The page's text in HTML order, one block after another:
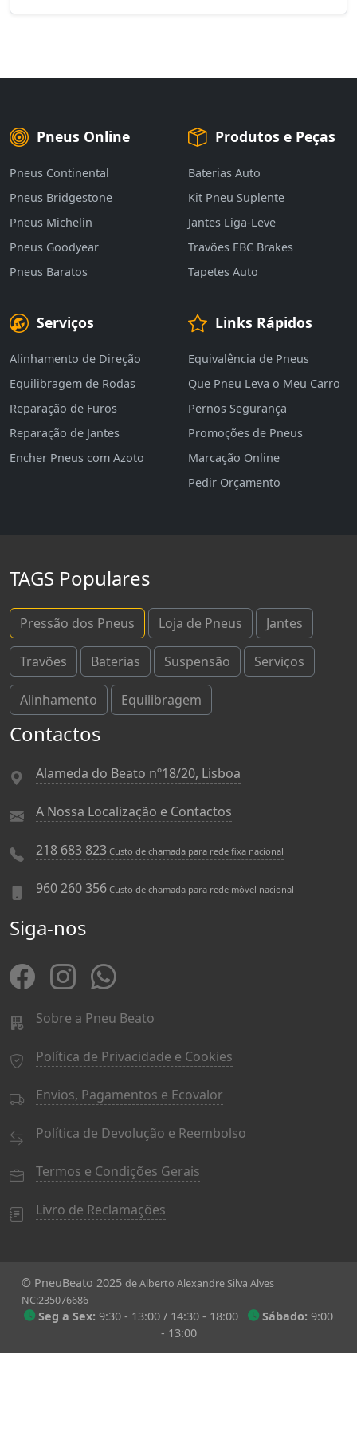
Pneus Online
Pneus Continental
Pneus Bridgestone
Pneus Michelin
Pneus Goodyear
Pneus Baratos
Produtos e Peças
Baterias Auto
Kit Pneu Suplente
Jantes Liga-Leve
Travões EBC Brakes
Tapetes Auto
Serviços
Alinhamento de Direção
Equilibragem de Rodas
Reparação de Furos
Reparação de Jantes
Encher Pneus com Azoto
Links Rápidos
Equivalência de Pneus
Que Pneu Leva o Meu Carro
Pernos Segurança
Promoções de Pneus
Marcação Online
Pedir Orçamento
TAGS Populares
Pressão dos Pneus Loja de Pneus Jantes
Travões Baterias Suspensão Serviços
Alinhamento Equilibragem
Contactos
Alameda do Beato nº18/20, Lisboa
A Nossa Localização e Contactos
218 683 823 Custo de chamada para rede fixa nacional
960 260 356 Custo de chamada para rede móvel nacional
Siga-nos
Sobre a Pneu Beato
Política de Privacidade e Cookies
Envios, Pagamentos e Ecovalor
Política de Devolução e Reembolso
Termos e Condições Gerais
Livro de Reclamações
© PneuBeato 2025 de Alberto Alexandre Silva Alves
NC:235076686
Seg a Sex: 9:30 - 13:00 / 14:30 - 18:00 Sábado: 9:00
- 13:00